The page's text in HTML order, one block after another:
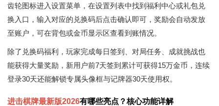
齿轮图标进入设置菜单，在设置列表中找到福利中心或礼包兑
换入口，输入对应的兑换码后点击确认即可，奖励会自动发放
至账户，可在背包或金币显示区查看到账情况。
除了兑换码福利，玩家完成每日签到、对局任务、成就挑战也
能获得大量奖励，新用户前7天签到累计可获得15万金币，连续
登录30天还能解锁专属头像框与记牌器30天使用权。
进击棋牌最新版2026有哪些亮点？核心功能详解